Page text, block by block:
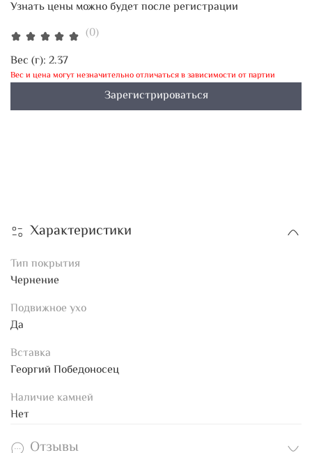
(0)
Узнать цены можно будет после регистрации
Вес (г): 2.37
Вес и цена могут незначительно отличаться в зависимости от партии
Зарегистрироваться
Характеристики
Тип покрытия
Чернение
Подвижное ухо
Да
Вставка
Георгий Победоносец
Наличие камней
Нет
Отзывы